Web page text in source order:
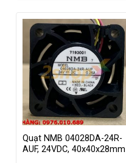
Quạt NMB 04028DA-24R-
AUF, 24VDC, 40x40x28mm